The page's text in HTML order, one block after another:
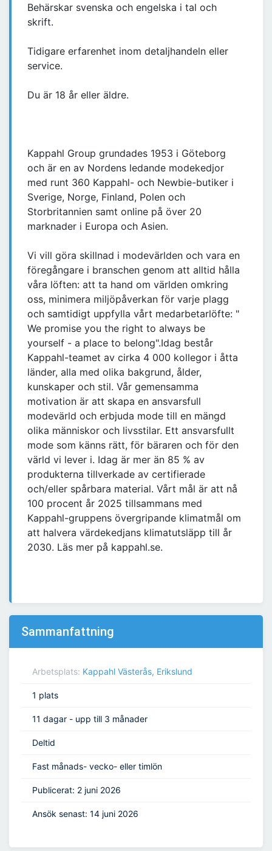
Behärskar svenska och engelska i tal och
skrift.
Tidigare erfarenhet inom detaljhandeln eller
service.
Du är 18 år eller äldre.
Kappahl Group grundades 1953 i Göteborg
och är en av Nordens ledande modekedjor
med runt 360 Kappahl- och Newbie-butiker i
Sverige, Norge, Finland, Polen och
Storbritannien samt online på över 20
marknader i Europa och Asien.
Vi vill göra skillnad i modevärlden och vara en
föregångare i branschen genom att alltid hålla
våra löften: att ta hand om världen omkring
oss, minimera miljöpåverkan för varje plagg
och samtidigt uppfylla vårt medarbetarlöfte: "
We promise you the right to always be
yourself - a place to belong".Idag består
Kappahl-teamet av cirka 4 000 kollegor i åtta
länder, alla med olika bakgrund, ålder,
kunskaper och stil. Vår gemensamma
motivation är att skapa en ansvarsfull
modevärld och erbjuda mode till en mängd
olika människor och livsstilar. Ett ansvarsfullt
mode som känns rätt, för bäraren och för den
värld vi lever i. Idag är mer än 85 % av
produkterna tillverkade av certifierade
och/eller spårbara material. Vårt mål är att nå
100 procent år 2025 tillsammans med
Kappahl-gruppens övergripande klimatmål om
att halvera värdekedjans klimatutsläpp till år
2030. Läs mer på kappahl.se.
Sammanfattning
Arbetsplats: Kappahl Västerås, Erikslund
1 plats
11 dagar - upp till 3 månader
Deltid
Fast månads- vecko- eller timlön
Publicerat: 2 juni 2026
Ansök senast: 14 juni 2026